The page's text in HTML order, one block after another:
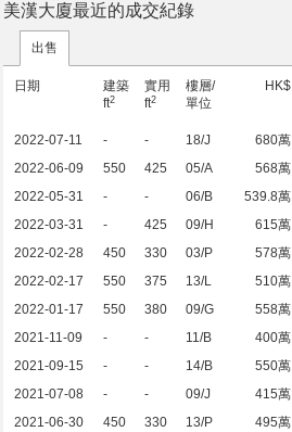
美漢大廈最近的成交紀錄
出售
日期
建築
ft2
實用
ft2
樓層/
單位
HK$
2022-07-11 - - 18/J
680萬
2022-06-09
550 425 05/A
568萬
2022-05-31
- - 06/B
539.8萬
2022-03-31
- 425 09/H
615萬
2022-02-28
450 330 03/P
578萬
2022-02-17
550 375 13/L
510萬
2022-01-17
550 380 09/G
558萬
2021-11-09
- - 11/B
400萬
2021-09-15
- - 14/B
550萬
2021-07-08
- - 09/J
415萬
2021-06-30
450 330 13/P
495萬